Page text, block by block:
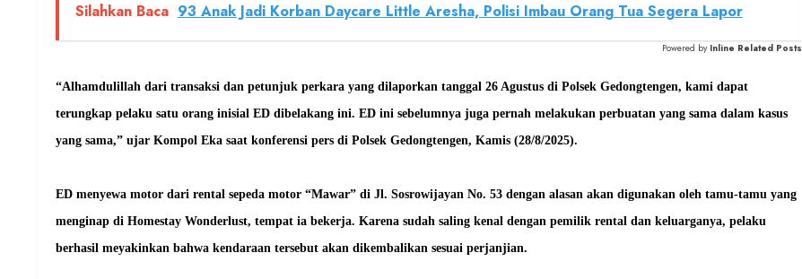
Silahkan Baca 93 Anak Jadi Korban Daycare Little Aresha, Polisi Imbau Orang Tua Segera Lapor
Powered by Inline Related Posts
“Alhamdulillah dari transaksi dan petunjuk perkara yang dilaporkan tanggal 26 Agustus di Polsek Gedongtengen, kami dapat
terungkap pelaku satu orang inisial ED dibelakang ini. ED ini sebelumnya juga pernah melakukan perbuatan yang sama dalam kasus
yang sama,” ujar Kompol Eka saat konferensi pers di Polsek Gedongtengen, Kamis (28/8/2025).
ED menyewa motor dari rental sepeda motor “Mawar” di Jl. Sosrowijayan No. 53 dengan alasan akan digunakan oleh tamu-tamu yang
menginap di Homestay Wonderlust, tempat ia bekerja. Karena sudah saling kenal dengan pemilik rental dan keluarganya, pelaku
berhasil meyakinkan bahwa kendaraan tersebut akan dikembalikan sesuai perjanjian.